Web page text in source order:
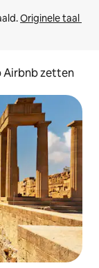
Originele taal
Airbnb zetten